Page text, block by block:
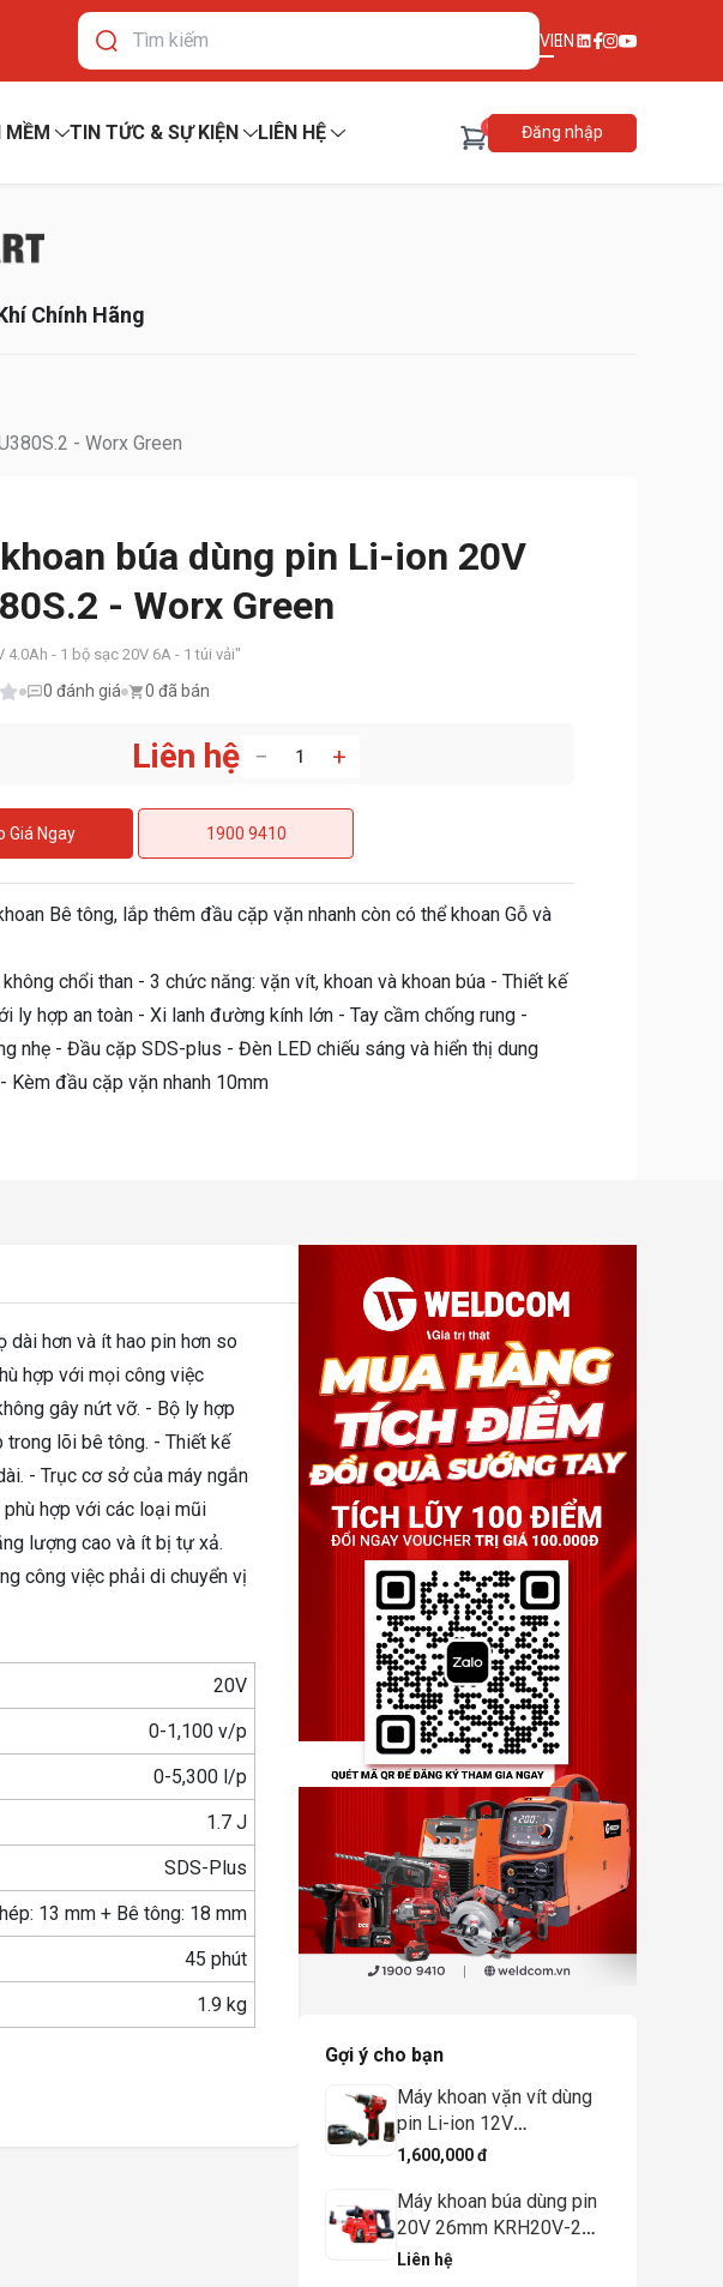
VIEN
MỀM TIN TỨC & SỰ KIỆN LIÊN HỆ 0 Đăng nhập
Chính Hãng
- Worx Green
búa dùng pin Li-ion 20V
- Worx Green
4.0Ah - 1 bộ sạc 20V 6A - 1 túi vải"
0 đánh giá 0 đã bán
Liên hệ − +
Giá Ngay 1900 9410
Bê tông, lắp thêm đầu cặp vặn nhanh còn có thể khoan Gỗ và
chổi than - 3 chức năng: vặn vít, khoan và khoan búa - Thiết kế
ly hợp an toàn - Xi lanh đường kính lớn - Tay cầm chống rung -
nhẹ - Đầu cặp SDS-plus - Đèn LED chiếu sáng và hiển thị dung
Kèm đầu cặp vặn nhanh 10mm
dài hơn và ít hao pin hơn so
hợp với mọi công việc
gây nứt vỡ. - Bộ ly hợp
trong lõi bê tông. - Thiết kế
- Trục cơ sở của máy ngắn
hợp với các loại mũi
lượng cao và ít bị tự xả.
công việc phải di chuyển vị
20V
0-1,100 v/p
0-5,300 l/p
1.7 J
SDS-Plus
13 mm + Bê tông: 18 mm
45 phút
1.9 kg
Gợi ý cho bạn
Máy khoan vặn vít dùng
pin Li-ion 12V
KDJZ1250 (TYPE EK) –
1,600,000 đ
Máy khoan búa dùng pin
20V 26mm KRH20V-26
(Kèm bộ hút bụi)
Liên hệ